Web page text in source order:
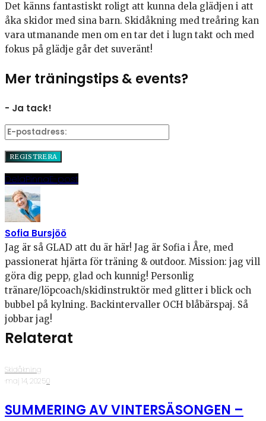
Det känns fantastiskt roligt att kunna dela glädjen i att
åka skidor med sina barn. Skidåkning med treåring kan
vara utmanande men om en tar det i lugn takt och med
fokus på glädje går det suveränt!
Mer träningstips & events?
- Ja tack!
DelaPinnaE-post
Sofia Bursjöö
Jag är så GLAD att du är här! Jag är Sofia i Åre, med
passionerat hjärta för träning & outdoor. Mission: jag vill
göra dig pepp, glad och kunnig! Personlig
tränare/löpcoach/skidinstruktör med glitter i blick och
bubbel på kylning. Backintervaller OCH blåbärspaj. Så
jobbar jag!
Relaterat
Skidåkning
·maj 14, 2025·0
SUMMERING AV VINTERSÄSONGEN –